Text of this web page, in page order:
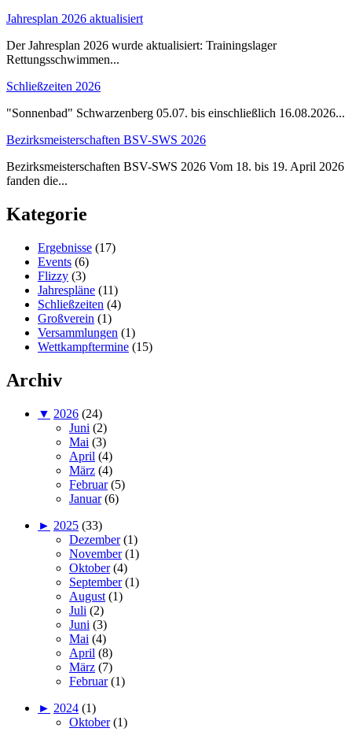
Jahresplan 2026 aktualisiert
Der Jahresplan 2026 wurde aktualisiert: Trainingslager
Rettungsschwimmen...
Schließzeiten 2026
"Sonnenbad" Schwarzenberg 05.07. bis einschließlich 16.08.2026...
Bezirksmeisterschaften BSV-SWS 2026
Bezirksmeisterschaften BSV-SWS 2026 Vom 18. bis 19. April 2026
fanden die...
Kategorie
Ergebnisse (17)
Events (6)
Flizzy (3)
Jahrespläne (11)
Schließzeiten (4)
Großverein (1)
Versammlungen (1)
Wettkampftermine (15)
Archiv
▼ 2026 (24)
Juni (2)
Mai (3)
April (4)
März (4)
Februar (5)
Januar (6)
► 2025 (33)
Dezember (1)
November (1)
Oktober (4)
September (1)
August (1)
Juli (2)
Juni (3)
Mai (4)
April (8)
März (7)
Februar (1)
► 2024 (1)
Oktober (1)